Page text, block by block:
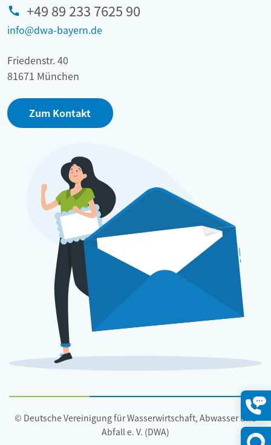
+49 89 233 7625 90
info@dwa-bayern.de
Friedenstr. 40
81671 München
Zum Kontakt
© Deutsche Vereinigung für Wasserwirtschaft, Abwasser und
Abfall e. V. (DWA)